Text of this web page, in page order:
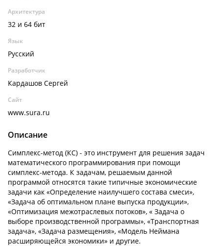
Архитектура
32 и 64 бит
Язык
Русский
Разработчик
Кардашов Сергей
Сайт
www.sura.ru
Описание
Симплекс-метод (КС) - это инструмент для решения задач
математического программирования при помощи
симплекс-метода. К задачам, решаемым данной
программой относятся такие типичные экономические
задачи как «Определение наилучшего состава смеси»,
«Задача об оптимальном плане выпуска продукции»,
«Оптимизация межотраслевых потоков», « Задача о
выборе производственной программы», «Транспортная
задача», «Задача размещения», «Модель Неймана
расширяющейся экономики» и другие.